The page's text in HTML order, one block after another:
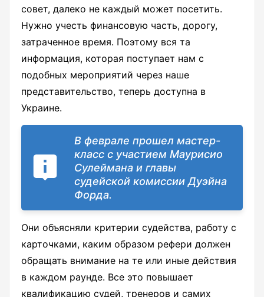
совет, далеко не каждый может посетить.
Нужно учесть финансовую часть, дорогу,
затраченное время. Поэтому вся та
информация, которая поступает нам с
подобных мероприятий через наше
представительство, теперь доступна в
Украине.
В феврале прошел мастер-
класс с участием Маурисио
Сулеймана и главы
судейской комиссии Дуэйна
Форда.
Они объясняли критерии судейства, работу с
карточками, каким образом рефери должен
обращать внимание на те или иные действия
в каждом раунде. Все это повышает
квалификацию судей, тренеров и самих